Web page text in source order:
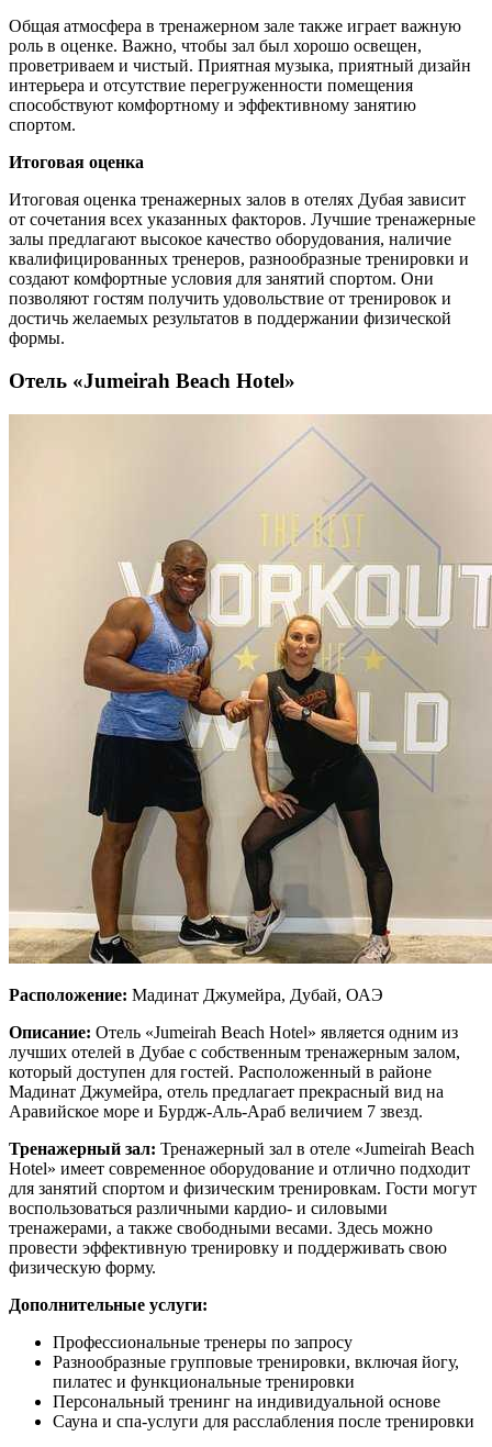
Общая атмосфера в тренажерном зале также играет важную
роль в оценке. Важно, чтобы зал был хорошо освещен,
проветриваем и чистый. Приятная музыка, приятный дизайн
интерьера и отсутствие перегруженности помещения
способствуют комфортному и эффективному занятию
спортом.
Итоговая оценка
Итоговая оценка тренажерных залов в отелях Дубая зависит
от сочетания всех указанных факторов. Лучшие тренажерные
залы предлагают высокое качество оборудования, наличие
квалифицированных тренеров, разнообразные тренировки и
создают комфортные условия для занятий спортом. Они
позволяют гостям получить удовольствие от тренировок и
достичь желаемых результатов в поддержании физической
формы.
Отель «Jumeirah Beach Hotel»
Расположение: Мадинат Джумейра, Дубай, ОАЭ
Описание: Отель «Jumeirah Beach Hotel» является одним из
лучших отелей в Дубае с собственным тренажерным залом,
который доступен для гостей. Расположенный в районе
Мадинат Джумейра, отель предлагает прекрасный вид на
Аравийское море и Бурдж-Аль-Араб величием 7 звезд.
Тренажерный зал: Тренажерный зал в отеле «Jumeirah Beach
Hotel» имеет современное оборудование и отлично подходит
для занятий спортом и физическим тренировкам. Гости могут
воспользоваться различными кардио- и силовыми
тренажерами, а также свободными весами. Здесь можно
провести эффективную тренировку и поддерживать свою
физическую форму.
Дополнительные услуги:
Профессиональные тренеры по запросу
Разнообразные групповые тренировки, включая йогу,
пилатес и функциональные тренировки
Персональный тренинг на индивидуальной основе
Сауна и спа-услуги для расслабления после тренировки